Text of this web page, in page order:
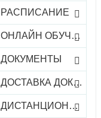
РАСПИСАНИЕ
ОНЛАЙН ОБУЧЕНИЕ
ДОКУМЕНТЫ
ДОСТАВКА ДОКУМЕНТОВ
ДИСТАНЦИОННОЕ ОБУЧЕНИЕ